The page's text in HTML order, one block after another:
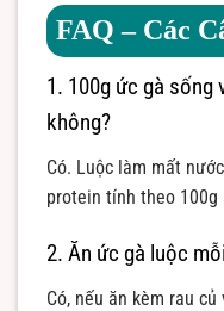
FAQ – Các
1. 100g ức gà sống
không?
Có. Luộc làm mất
protein tính theo 100g
2. Ăn ức gà luộc
Có, nếu ăn kèm rau